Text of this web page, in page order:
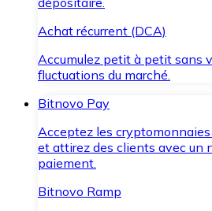
Achat récurrent (DCA)
Accumulez petit à petit sans
fluctuations du marché.
Bitnovo Pay
Acceptez les
et attirez des clients avec un
paiement.
Bitnovo Ramp